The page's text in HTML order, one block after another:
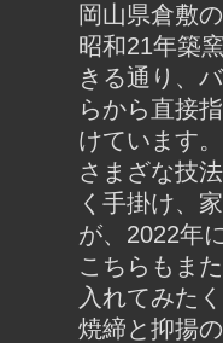
岡山県倉敷
昭和21年築
きる通り、
らから直接
けています。
さまざな技
く手掛け、
が、2022年
こちらもま
入れてみた
焼締と抑揚